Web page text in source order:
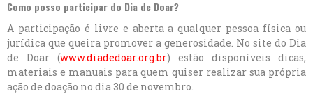
Como posso participar do Dia de Doar?
A participação é livre e aberta a qualquer pessoa física ou
jurídica que queira promover a generosidade. No site do Dia
de Doar (www.diadedoar.org.br) estão disponíveis dicas,
materiais e manuais para quem quiser realizar sua própria
ação de doação no dia 30 de novembro.